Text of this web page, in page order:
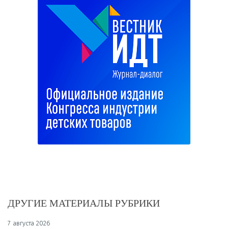
ДРУГИЕ МАТЕРИАЛЫ РУБРИКИ
7 августа 2026